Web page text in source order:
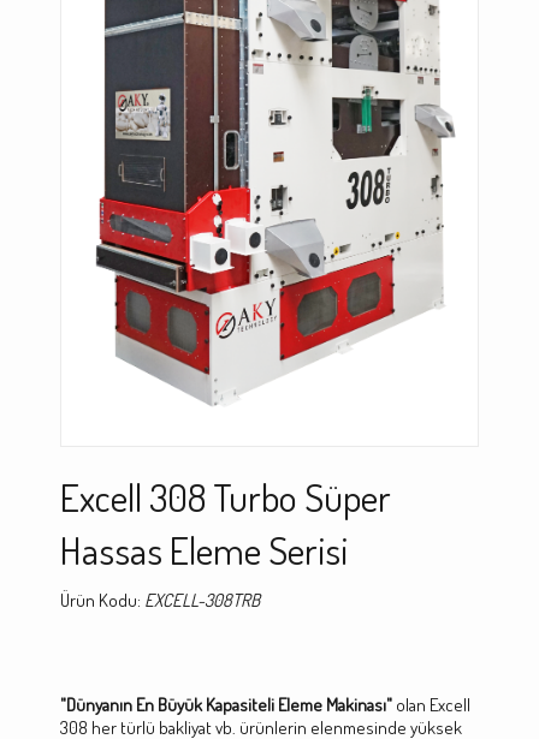
Excell 308 Turbo Süper
Hassas Eleme Serisi
Ürün Kodu: EXCELL-308TRB
"Dünyanın En Büyük Kapasiteli Eleme Makinası" olan Excell
308 her türlü bakliyat vb. ürünlerin elenmesinde yüksek